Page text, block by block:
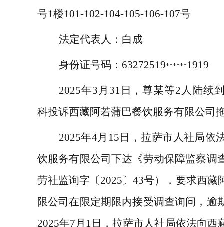
号1楼101-102-104-105-106-107号
法定代表人： 白成
身份证号码： 63272519******1919
2025年3 月 31 日，尊某等2 人陆续
科投诉西藏阿若蒲巴餐饮服务有限公司
2025年4月 15 日，拉萨市人社局依
饮服务有限公司下达《劳动保障监察调
劳社监询字〔2025〕43号），要求西藏
限公司在限定期限内接受调查询问，逾
2025年7 月 1 日，拉萨市人社局依法向西